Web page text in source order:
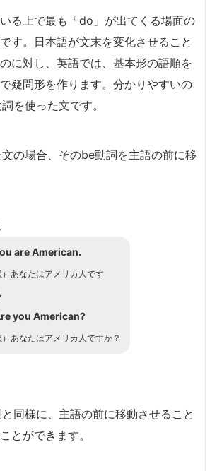
る上で最も「do」が出てくる場面の
す。日本語が文末を変化させること
に対し、英語では、基本形の語順を
疑問形を作ります。分かりやすいの
を使った文です。
の場合、そのbe動詞を主語の前に移
are American.
）あなたはアメリカ人です
you American?
）あなたはアメリカ人ですか？
同様に、主語の前に移動させること
とができます。